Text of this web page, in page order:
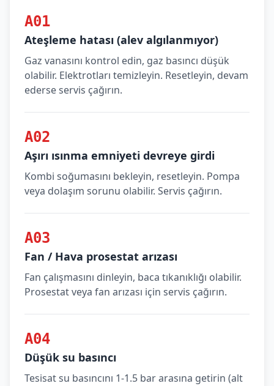
A01
Ateşleme hatası (alev algılanmıyor)
Gaz vanasını kontrol edin, gaz basıncı düşük
olabilir. Elektrotları temizleyin. Resetleyin, devam
ederse servis çağırın.
A02
Aşırı ısınma emniyeti devreye girdi
Kombi soğumasını bekleyin, resetleyin. Pompa
veya dolaşım sorunu olabilir. Servis çağırın.
A03
Fan / Hava prosestat arızası
Fan çalışmasını dinleyin, baca tıkanıklığı olabilir.
Prosestat veya fan arızası için servis çağırın.
A04
Düşük su basıncı
Tesisat su basıncını 1-1.5 bar arasına getirin (alt